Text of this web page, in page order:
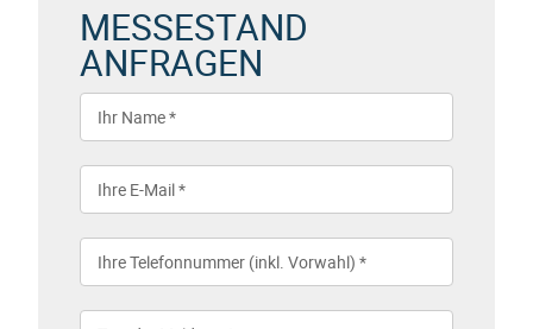
MESSESTAND
ANFRAGEN